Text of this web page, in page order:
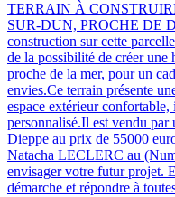
TERRAIN À
SUR-DUN, PROCHE DE
construction sur cette
de la possibilité de créer une
proche de la mer, pour un
envies.Ce terrain présente
espace extérieur
personnalisé.Il est vendu
Dieppe au prix de 55000
Natacha LECLERC au
envisager votre futur projet.
démarche et répondre à